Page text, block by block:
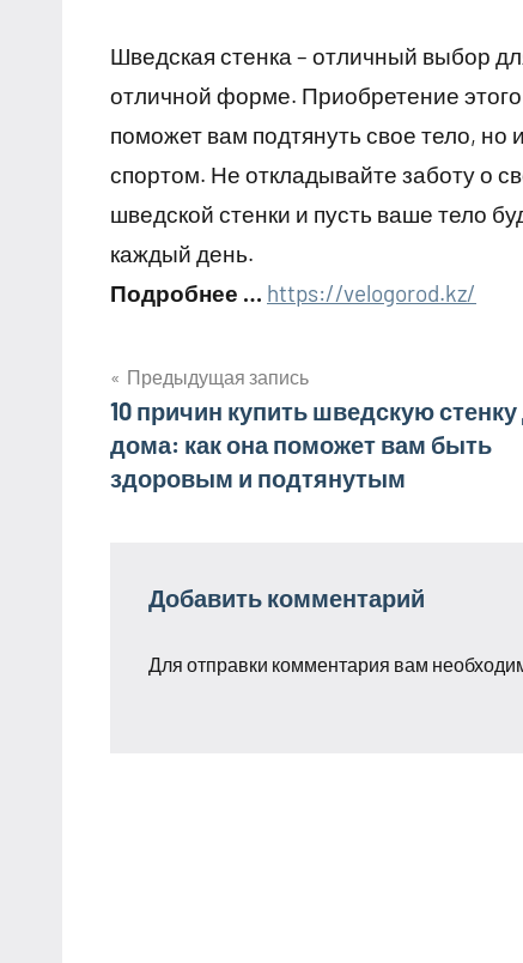
Шведская стенка – отличный выбор
отличной форме. Приобретение
поможет вам подтянуть свое тело, но
спортом. Не откладывайте заботу о
шведской стенки и пусть ваше тело
каждый день.
Подробнее … https://velogorod.kz/
Навигация
по
Предыдущая запись
10 причин купить шведскую
дома: как она поможет вам быть
здоровым и подтянутым
Добавить комментарий
Для отправки комментария вам